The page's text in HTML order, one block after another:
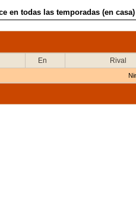
en todas las temporadas (en casa)
En Rival